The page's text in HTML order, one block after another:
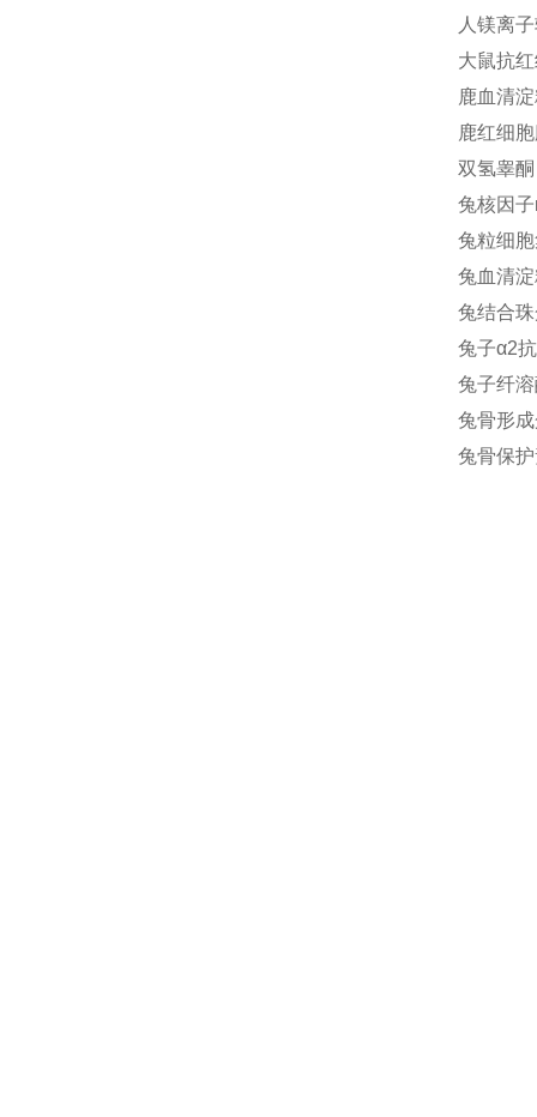
人镁离
大鼠抗
鹿血清
鹿红细
双氢睾
兔核因
兔粒细
兔血清
兔结合
兔子α2
兔子纤
兔骨形
兔骨保